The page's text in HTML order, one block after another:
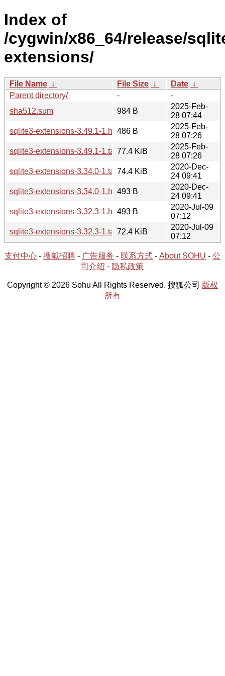
Index of
/cygwin/x86_64/release/
extensions/
File Name ↓ File Size ↓ Date ↓
Parent directory/
-
-
sha512.sum
984 B
2025-Feb-
28 07:44
sqlite3-extensions-3.49.1-1.hint486 B
2025-Feb-
28 07:26
sqlite3-extensions-3.49.1-1.tar.xz77.4 KiB
2025-Feb-
28 07:26
sqlite3-extensions-3.34.0-1.tar.xz74.4 KiB
2020-Dec-
24 09:41
sqlite3-extensions-3.34.0-1.hint493 B
2020-Dec-
24 09:41
sqlite3-extensions-3.32.3-1.hint493 B
2020-Jul-09
07:12
sqlite3-extensions-3.32.3-1.tar.xz72.4 KiB
2020-Jul-09
07:12
支付中心 - 搜狐招聘 - 广告服务 - 联系方式 - About SOHU - 公
司介绍 - 隐私政策
Copyright © 2026 Sohu All Rights Reserved. 搜狐公司 版权
所有